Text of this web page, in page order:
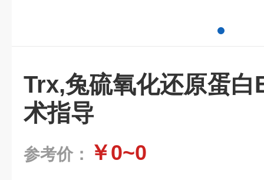
Trx,兔硫氧化还原蛋
术指导
参考价： ￥0~0